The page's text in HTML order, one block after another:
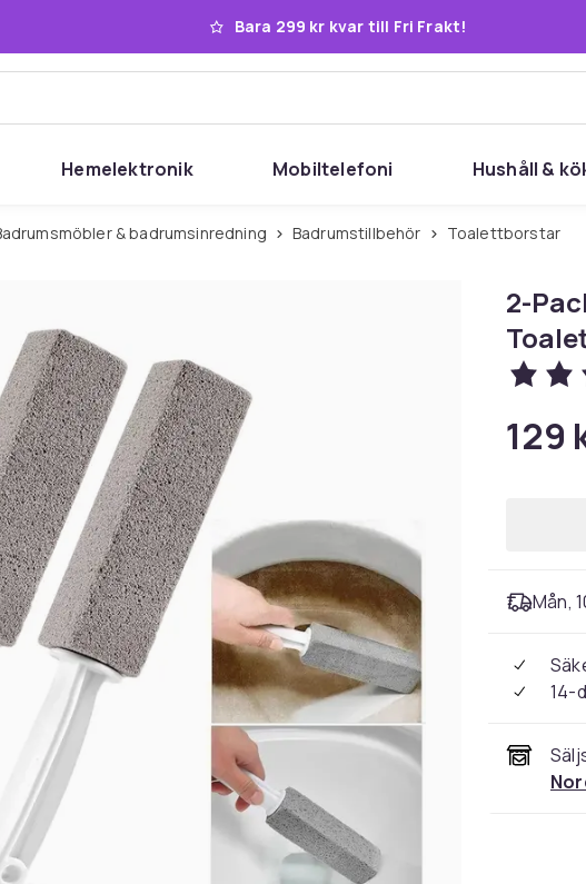
Bara 299 kr kvar till Fri Frakt!
Hemelektronik Mobiltelefoni Hushåll &
Badrumsmöbler & badrumsinredning Badrumstillbehör Toalettborstar
2-
129
Mån,
14-